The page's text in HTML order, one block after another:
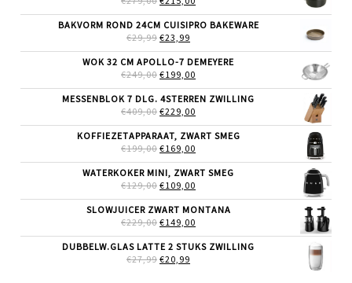
WAS:
€279,00.
IS:
BAKVORM ROND 24CM CUISIPRO BAKEWARE
€29,99 OORSPRONKELIJKE
WAS:
€29,99.
€23,99
IS:
€23,99.
WOK 32 CM APOLLO-7 DEMEYERE
€249,00 OORSPRONKELIJKE
WAS:
€249,00.
€199,00
IS:
MESSENBLOK 7 DLG. 4STERREN ZWILLING
€409,00 OORSPRONKELIJKE
WAS:
€409,00.
€229,00
IS:
KOFFIEZETAPPARAAT, ZWART SMEG
€199,00 OORSPRONKELIJKE
WAS:
€199,00.
€169,00
IS:
WATERKOKER MINI, ZWART SMEG
€129,00 OORSPRONKELIJKE
WAS:
€129,00.
€109,00
IS:
SLOWJUICER ZWART MONTANA
€229,00 OORSPRONKELIJKE
WAS:
€229,00.
€149,00
IS:
DUBBELW.GLAS LATTE 2 STUKS ZWILLING
€27,99 OORSPRONKELIJKE
€20,99